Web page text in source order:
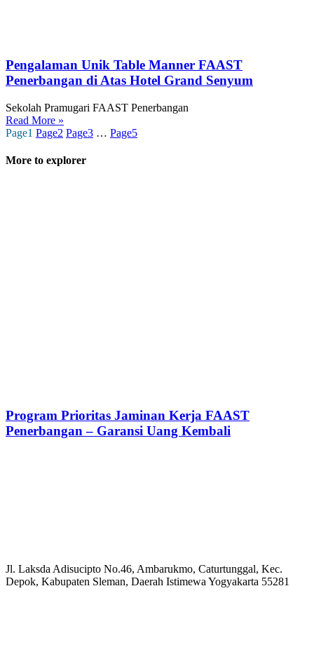
Pengalaman Unik Table Manner FAAST
Penerbangan di Atas Hotel Grand Senyum
Sekolah Pramugari FAAST Penerbangan
Read More »
Page1 Page2 Page3 … Page5
More to explorer
Program Prioritas Jaminan Kerja FAAST
Penerbangan – Garansi Uang Kembali
Jl. Laksda Adisucipto No.46, Ambarukmo, Caturtunggal, Kec.
Depok, Kabupaten Sleman, Daerah Istimewa Yogyakarta 55281